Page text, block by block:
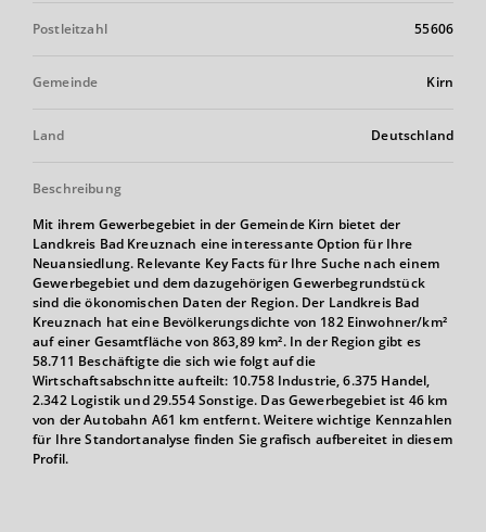
Postleitzahl 55606
Gemeinde Kirn
Land Deutschland
Beschreibung
Mit ihrem Gewerbegebiet in der Gemeinde Kirn bietet der
Landkreis Bad Kreuznach eine interessante Option für Ihre
Neuansiedlung. Relevante Key Facts für Ihre Suche nach einem
Gewerbegebiet und dem dazugehörigen Gewerbegrundstück
sind die ökonomischen Daten der Region. Der Landkreis Bad
Kreuznach hat eine Bevölkerungsdichte von 182 Einwohner/km²
auf einer Gesamtfläche von 863,89 km². In der Region gibt es
58.711 Beschäftigte die sich wie folgt auf die
Wirtschaftsabschnitte aufteilt: 10.758 Industrie, 6.375 Handel,
2.342 Logistik und 29.554 Sonstige. Das Gewerbegebiet ist 46 km
von der Autobahn A61 km entfernt. Weitere wichtige Kennzahlen
für Ihre Standortanalyse finden Sie grafisch aufbereitet in diesem
Profil.